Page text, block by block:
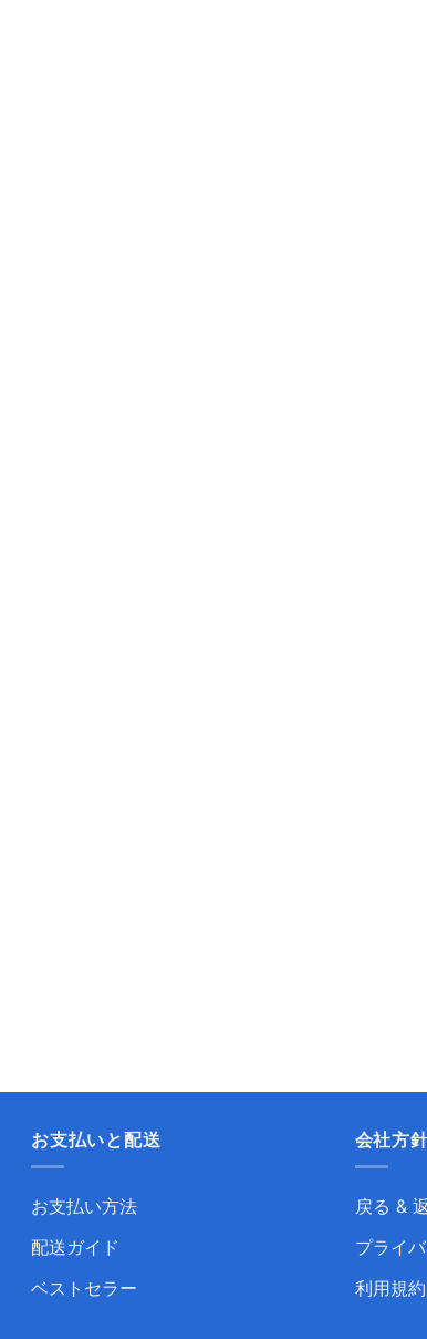
お支払いと配送
お支払い方法
配送ガイド
ベストセラー
会社方
戻る &
プライ
利用規約